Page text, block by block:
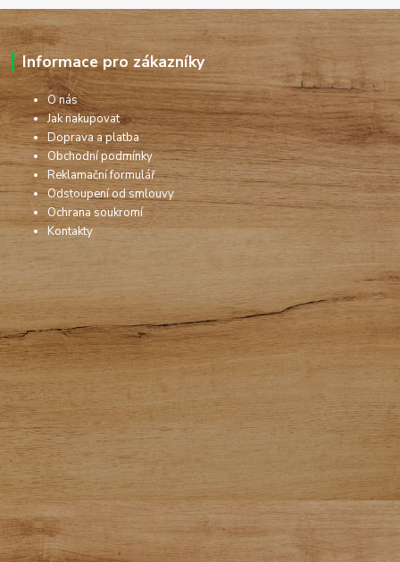
Informace pro zákazníky
O nás
Jak nakupovat
Doprava a platba
Obchodní podmínky
Reklamační formulář
Odstoupení od smlouvy
Ochrana soukromí
Kontakty